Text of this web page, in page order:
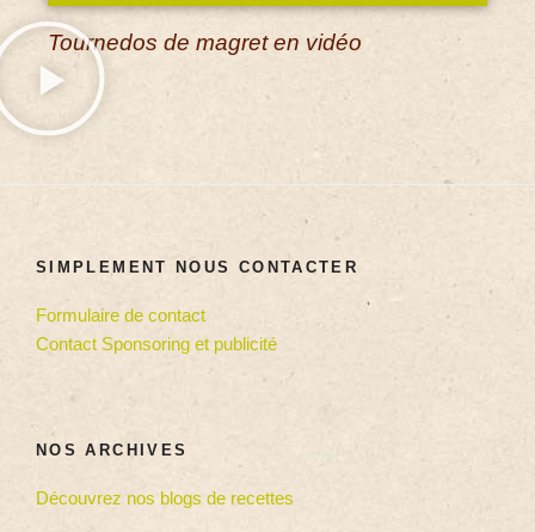
Tournedos de magret en vidéo
SIMPLEMENT NOUS CONTACTER
Formulaire de contact
Contact Sponsoring et publicité
NOS ARCHIVES
Découvrez nos blogs de recettes